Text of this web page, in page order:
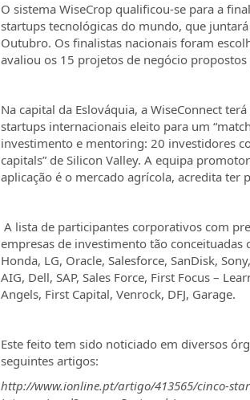
O sistema WiseCrop qualificou-se para a
startups tecnológicas do mundo, que
Outubro. Os finalistas nacionais foram
avaliou os 15 projetos de negócio propostos
Na capital da Eslováquia, a WiseConnect
startups internacionais eleito para um
investimento e mentoring: 20 investidores
capitals” de Silicon Valley. A equipa
aplicação é o mercado agrícola, acredita ter
A lista de participantes corporativos com
empresas de investimento tão conceituadas
Honda, LG, Oracle, Salesforce, SanDisk,
AIG, Dell, SAP, Sales Force, First Focus –
Angels, First Capital, Venrock, DFJ, Garage.
Este feito tem sido noticiado em diversos
seguintes artigos:
http://www.ionline.pt/artigo/413565/cinco-